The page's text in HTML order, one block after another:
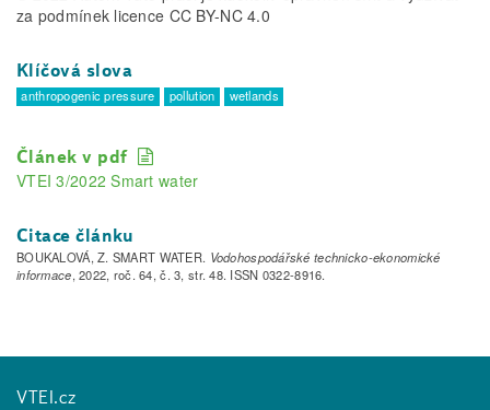
za podmínek licence CC BY-NC 4.0
Klíčová slova
anthropogenic pressure pollution wetlands
Článek v pdf
VTEI 3/2022 Smart water
Citace článku
BOUKALOVÁ, Z. SMART WATER. Vodohospodářské technicko-ekonomické
informace, 2022, roč. 64, č. 3, str. 48. ISSN 0322-8916.
VTEI.cz